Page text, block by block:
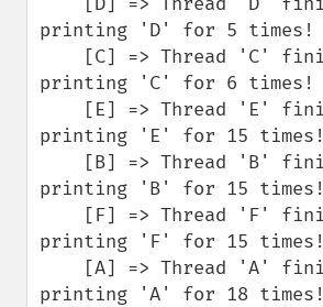
printing 'D' for 5 times!
printing 'C' for 6 times!
printing 'E' for 15 times!
printing 'B' for 15 times!
printing 'F' for 15 times!
printing 'A' for 18 times!